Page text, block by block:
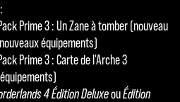
Prime 3 : Un Zane à tomber (nouveau
équipements)
Prime 3 : Carte de l'Arche 3
4 Édition DeluxeouÉdition